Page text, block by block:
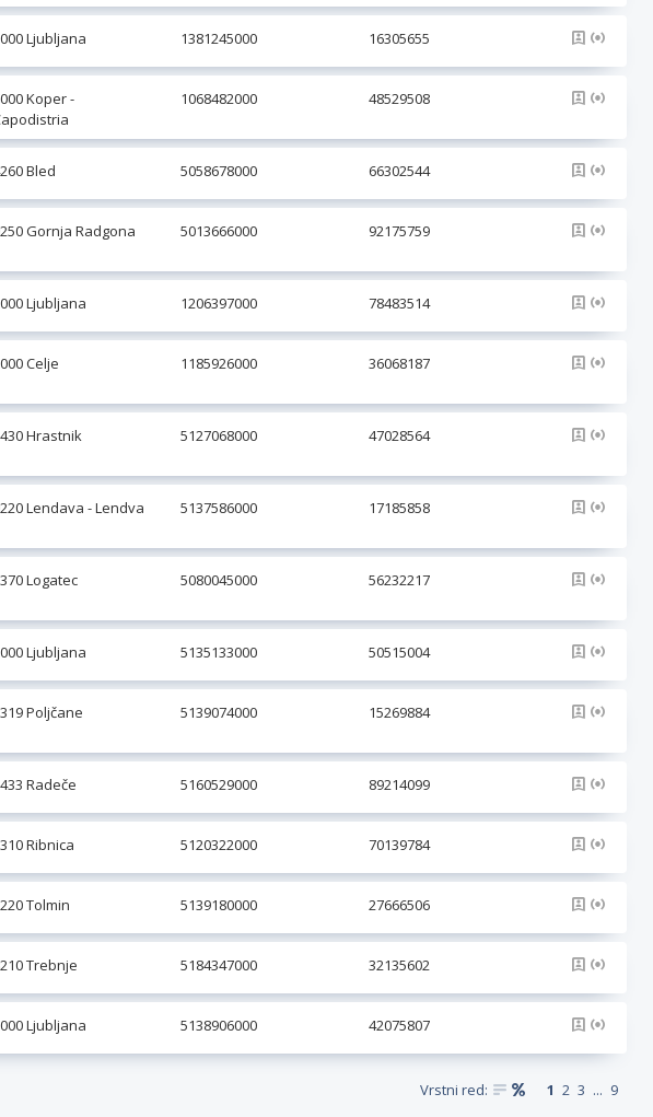
Ljubljana 1381245000 16305655
Koper -
1068482000 48529508
Bled 5058678000 66302544
Gornja Radgona 5013666000 92175759
Ljubljana 1206397000 78483514
Celje 1185926000 36068187
Hrastnik 5127068000 47028564
Lendava - Lendva 5137586000 17185858
Logatec 5080045000 56232217
Ljubljana 5135133000 50515004
Poljčane 5139074000 15269884
Radeče 5160529000 89214099
Ribnica 5120322000 70139784
Tolmin 5139180000 27666506
Trebnje 5184347000 32135602
Ljubljana 5138906000 42075807
Vrstni red: 1 2 3 ... 9